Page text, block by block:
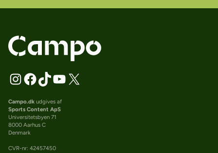
Campo.dkudgives af
Sports Content ApS
Universitetsbyen 71
8000 Aarhus C
Denmark
CVR-nr: 42457450